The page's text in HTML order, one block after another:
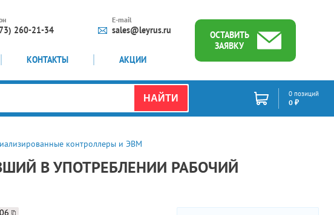
260-21-34
E-mail
sales@leyrus.ru
КОНТАКТЫ АКЦИИ
ОСТАВИТЬ
ЗАЯВКУ
НАЙТИ 0 позиций
0 ₽
контроллеры и ЭВМ
В УПОТРЕБЛЕНИИ РАБОЧИЙ